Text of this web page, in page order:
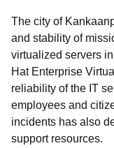
The city of
and stability of
virtualized servers
Hat Enterprise
reliability of the IT
employees and
incidents has also
support resources.